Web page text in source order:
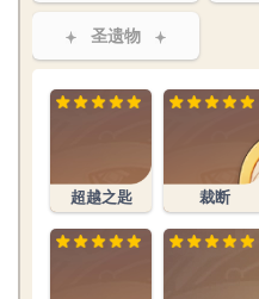
圣遗物
超越之匙 裁断